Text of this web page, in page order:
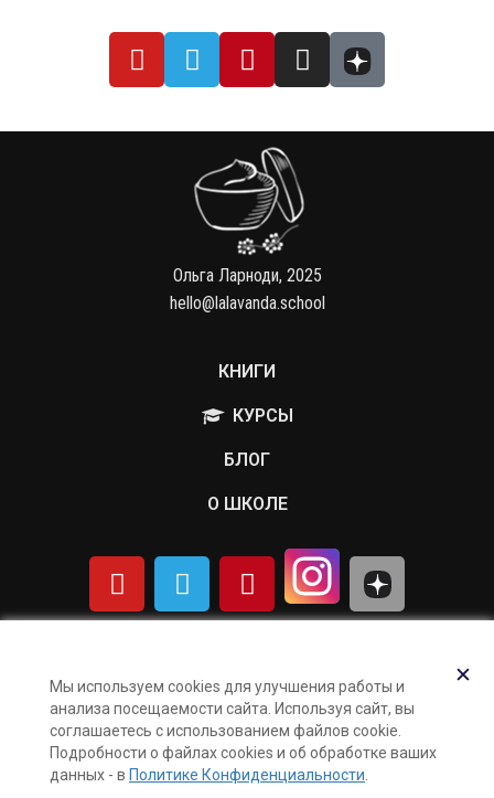
Ольга Ларноди, 2025
hello@lalavanda.school
КНИГИ
КУРСЫ
БЛОГ
О ШКОЛЕ
Контакты
Карта сайта
Поддержка и раскрутка сайта —Hardkod.ru
✕
Мы используем cookies для улучшения работы и
анализа посещаемости сайта. Используя сайт, вы
соглашаетесь с использованием файлов cookie.
Подробности о файлах cookies и об обработке ваших
данных - в Политике Конфиденциальности